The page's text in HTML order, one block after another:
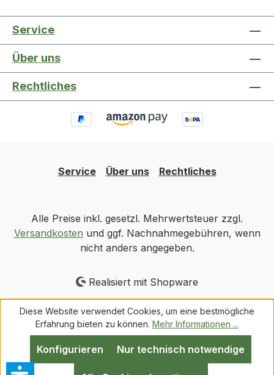
Service
Über uns
Rechtliches
Service Über uns Rechtliches
Alle Preise inkl. gesetzl. Mehrwertsteuer zzgl.
Versandkosten und ggf. Nachnahmegebühren, wenn
nicht anders angegeben.
Realisiert mit Shopware
Diese Website verwendet Cookies, um eine bestmögliche
Erfahrung bieten zu können. Mehr Informationen ...
Nur technisch notwendige
Konfigurieren